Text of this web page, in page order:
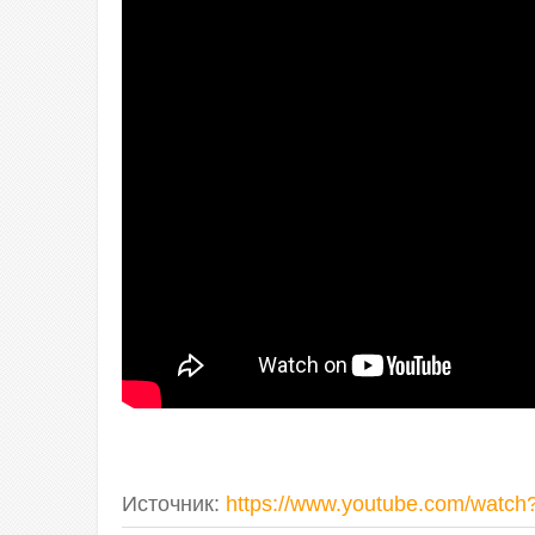
Источник: https://www.youtube.com/